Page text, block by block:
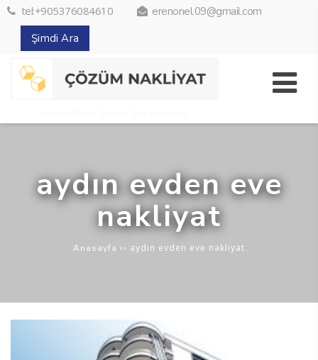
tel:+905376084610
erenonel.09@gmail.com
Şimdi Ara
aydın evden eve
nakliyat
Anasayfa ›› aydın evden eve nakliyat